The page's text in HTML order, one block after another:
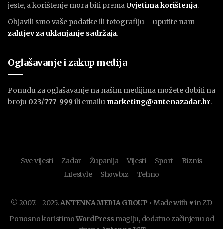
jeste, a korištenje mora biti premaUvjetima korištenja.
Objavili smo vaše podatke ili fotografiju – uputite nam
zahtjev za uklanjanje sadržaja.
Oglašavanje i zakup medija
Ponudu za oglašavanje na našim medijima možete dobiti na
broju 023/777-999 ili emailu marketing@antenazadar.hr.
Sve vijesti Zadar Županija Vijesti Sport
Biznis
Lifestyle
Showbiz Tehno
© 2007. - 2025.ANTENNA MEDIA GROUP • Made with ♥ in ZD
Ponosno koristimoWordPress magiju, dodatno začinjenu od